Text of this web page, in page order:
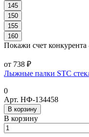
145
150
155
160
Покажи счет
от 738 ₽
Лыжные палки STC
0
Арт. НФ-134458
В корзину
В корзину